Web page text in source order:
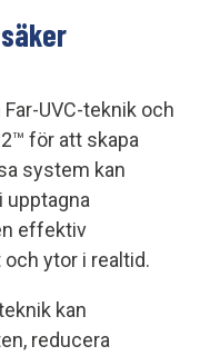
UVC-teknik och
för att skapa
system kan
upptagna
effektiv
ytor i realtid.
kan
reducera